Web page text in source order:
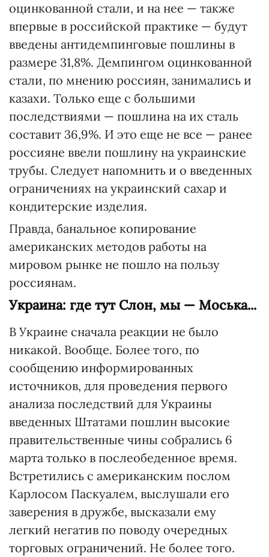
оцинкованной стали, и на нее — также
впервые в российской практике — будут
введены антидемпинговые пошлины в
размере 31,8%. Демпингом оцинкованной
стали, по мнению россиян, занимались и
казахи. Только еще с большими
последствиями — пошлина на их сталь
составит 36,9%. И это еще не все — ранее
россияне ввели пошлину на украинские
трубы. Следует напомнить и о введенных
ограничениях на украинский сахар и
кондитерские изделия.
Правда, банальное копирование
американских методов работы на
мировом рынке не пошло на пользу
россиянам.
Украина: где тут Слон, мы — Моська...
В Украине сначала реакции не было
никакой. Вообще. Более того, по
сообщению информированных
источников, для проведения первого
анализа последствий для Украины
введенных Штатами пошлин высокие
правительственные чины собрались 6
марта только в послеобеденное время.
Встретились с американским послом
Карлосом Паскуалем, выслушали его
заверения в дружбе, высказали ему
легкий негатив по поводу очередных
торговых ограничений. Не более того.